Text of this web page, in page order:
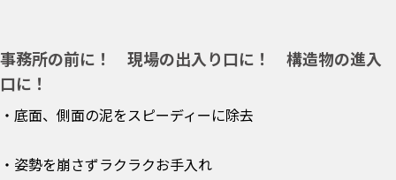
事務所の前に！ 現場の出入り口に！ 構造物の進入
口に！
・底面、側面の泥をスピーディーに除去
・姿勢を崩さずラクラクお手入れ